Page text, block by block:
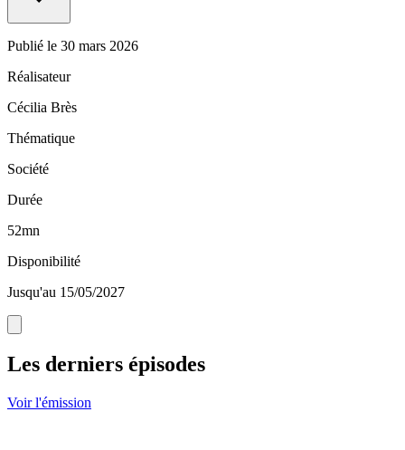
Publié le 30 mars 2026
Réalisateur
Cécilia Brès
Thématique
Société
Durée
52mn
Disponibilité
Jusqu'au 15/05/2027
Les derniers épisodes
Voir l'émission